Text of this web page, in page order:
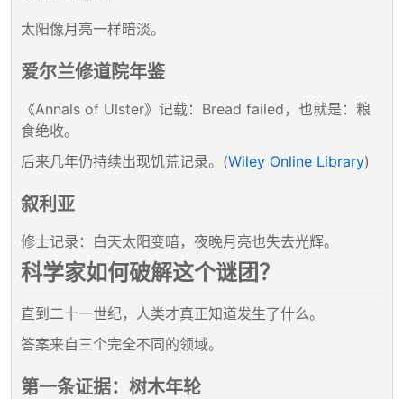
太阳像月亮一样暗淡。
爱尔兰修道院年鉴
《Annals of Ulster》记载：Bread failed，也就是：粮
食绝收。
后来几年仍持续出现饥荒记录。(Wiley Online Library)
叙利亚
修士记录：白天太阳变暗，夜晚月亮也失去光辉。
科学家如何破解这个谜团？
直到二十一世纪，人类才真正知道发生了什么。
答案来自三个完全不同的领域。
第一条证据：树木年轮